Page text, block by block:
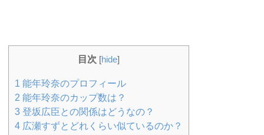
目次 [hide]
1 能年玲奈のプロフィール
2 能年玲奈のカップ数は？
3 登坂広臣との関係はどうなの？
4 広瀬すずとどれくらい似ているのか？